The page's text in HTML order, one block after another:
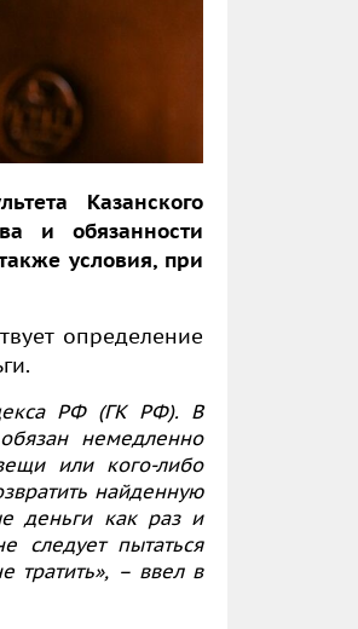
Казанского
и обязанности
условия, при
определение
РФ (ГК РФ). В
немедленно
или кого-либо
найденную
деньги как раз и
следует пытаться
тратить»,– ввел в